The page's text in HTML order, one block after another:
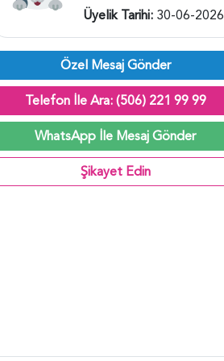
Üyelik Tarihi: 30-06-2026
Özel Mesaj Gönder
Telefon İle Ara: (506) 221 99 99
WhatsApp İle Mesaj Gönder
Şikayet Edin